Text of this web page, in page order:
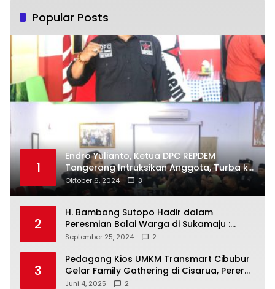
Popular Posts
1
Endro Yulianto, Ketua DPC REPDEM
Tangerang Intruksikan Anggota, Turba ke
Masyarakat Dan Jalani Apa Yang di
Putuskan RAKERCABSUS
Oktober 6, 2024 3
2
H. Bambang Sutopo Hadir dalam
Peresmian Balai Warga di Sukamaju :
Wadah Baru untuk Kolaborasi dan
September 25, 2024 2
3
Pedagang Kios UMKM Transmart Cibubur
Gelar Family Gathering di Cisarua, Pererat
Silaturahmi dan Kekompakan
Juni 4, 2025 2